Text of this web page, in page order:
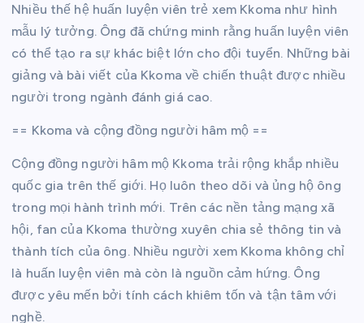
Nhiều thế hệ huấn luyện viên trẻ xem Kkoma như hình
mẫu lý tưởng. Ông đã chứng minh rằng huấn luyện viên
có thể tạo ra sự khác biệt lớn cho đội tuyển. Những bài
giảng và bài viết của Kkoma về chiến thuật được nhiều
người trong ngành đánh giá cao.
== Kkoma và cộng đồng người hâm mộ ==
Cộng đồng người hâm mộ Kkoma trải rộng khắp nhiều
quốc gia trên thế giới. Họ luôn theo dõi và ủng hộ ông
trong mọi hành trình mới. Trên các nền tảng mạng xã
hội, fan của Kkoma thường xuyên chia sẻ thông tin và
thành tích của ông. Nhiều người xem Kkoma không chỉ
là huấn luyện viên mà còn là nguồn cảm hứng. Ông
được yêu mến bởi tính cách khiêm tốn và tận tâm với
nghề.